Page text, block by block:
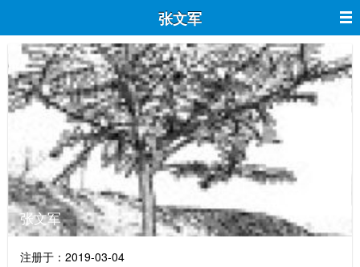
张文军
张文军
注册于：2019-03-04